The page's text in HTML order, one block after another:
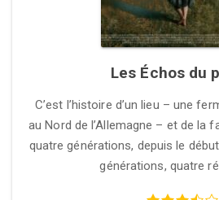
Les Échos du
C’est l’histoire d’un lieu – une
au Nord de l’Allemagne – et de la
quatre générations, depuis le
générations, quatre